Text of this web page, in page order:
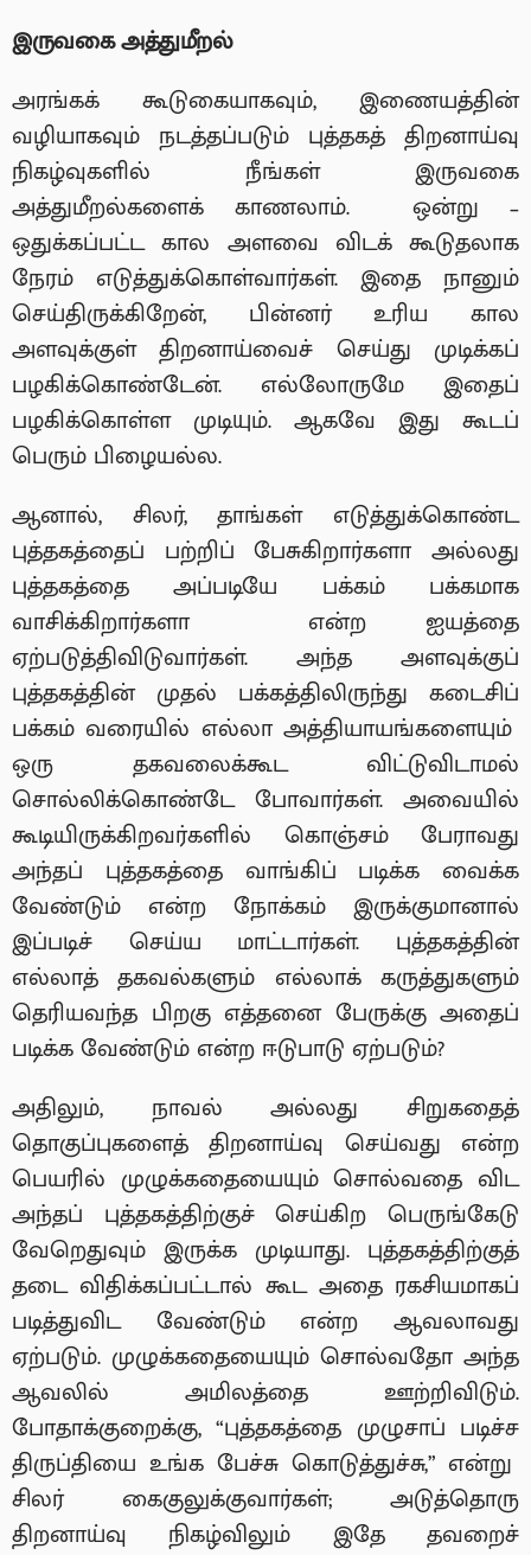
இருவகை அத்துமீறல்
அரங்கக் கூடுகையாகவும், இணையத்தின்
வழியாகவும் நடத்தப்படும் புத்தகத் திறனாய்வு
நிகழ்வுகளில் நீங்கள் இருவகை
அத்துமீறல்களைக் காணலாம். ஒன்று –
ஒதுக்கப்பட்ட கால அளவை விடக் கூடுதலாக
நேரம் எடுத்துக்கொள்வார்கள். இதை நானும்
செய்திருக்கிறேன், பின்னர் உரிய கால
அளவுக்குள் திறனாய்வைச் செய்து முடிக்கப்
பழகிக்கொண்டேன். எல்லோருமே இதைப்
பழகிக்கொள்ள முடியும். ஆகவே இது கூடப்
பெரும் பிழையல்ல.
ஆனால், சிலர், தாங்கள் எடுத்துக்கொண்ட
புத்தகத்தைப் பற்றிப் பேசுகிறார்களா அல்லது
புத்தகத்தை அப்படியே பக்கம் பக்கமாக
வாசிக்கிறார்களா என்ற ஐயத்தை
ஏற்படுத்திவிடுவார்கள். அந்த அளவுக்குப்
புத்தகத்தின் முதல் பக்கத்திலிருந்து கடைசிப்
பக்கம் வரையில் எல்லா அத்தியாயங்களையும்
ஒரு தகவலைக்கூட விட்டுவிடாமல்
சொல்லிக்கொண்டே போவார்கள். அவையில்
கூடியிருக்கிறவர்களில் கொஞ்சம் பேராவது
அந்தப் புத்தகத்தை வாங்கிப் படிக்க வைக்க
வேண்டும் என்ற நோக்கம் இருக்குமானால்
இப்படிச் செய்ய மாட்டார்கள். புத்தகத்தின்
எல்லாத் தகவல்களும் எல்லாக் கருத்துகளும்
தெரியவந்த பிறகு எத்தனை பேருக்கு அதைப்
படிக்க வேண்டும் என்ற ஈடுபாடு ஏற்படும்?
அதிலும், நாவல் அல்லது சிறுகதைத்
தொகுப்புகளைத் திறனாய்வு செய்வது என்ற
பெயரில் முழுக்கதையையும் சொல்வதை விட
அந்தப் புத்தகத்திற்குச் செய்கிற பெருங்கேடு
வேறெதுவும் இருக்க முடியாது. புத்தகத்திற்குத்
தடை விதிக்கப்பட்டால் கூட அதை ரகசியமாகப்
படித்துவிட வேண்டும் என்ற ஆவலாவது
ஏற்படும். முழுக்கதையையும் சொல்வதோ அந்த
ஆவலில் அமிலத்தை ஊற்றிவிடும்.
போதாக்குறைக்கு, “புத்தகத்தை முழுசாப் படிச்ச
திருப்தியை உங்க பேச்சு கொடுத்துச்சு,” என்று
சிலர் கைகுலுக்குவார்கள்; அடுத்தொரு
திறனாய்வு நிகழ்விலும் இதே தவறைச்